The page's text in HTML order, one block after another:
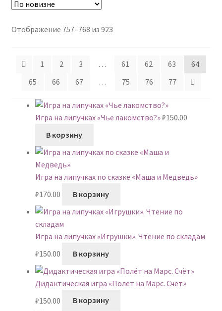
6-7 лет
АРТ СТУДИЯ
ИГРЫ НА ЛИПУЧКАХ
КОНТАКТЫ
Отображение 757–768 из 923Сортировка:
1
2 3 … 61 62 63
64
65
66 67 … 75 76 77
Игра на липучках «Чье лакомство?»₽150.00
В корзину
Игра на липучках по сказке «Маша и Медведь»
₽170.00 В корзину
Игра на липучках «Игрушки». Чтение по складам
₽150.00 В корзину
Дидактическая игра «Полёт на Марс. Счёт»
₽150.00 В корзину